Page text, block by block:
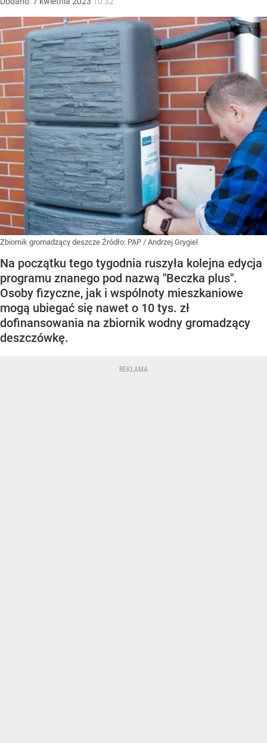
Zbiornik gromadzący deszcze Źródło: PAP / Andrzej Grygiel
Na początku tego tygodnia ruszyła kolejna edycja
programu znanego pod nazwą "Beczka plus".
Osoby fizyczne, jak i wspólnoty mieszkaniowe
mogą ubiegać się nawet o 10 tys. zł
dofinansowania na zbiornik wodny gromadzący
deszczówkę.